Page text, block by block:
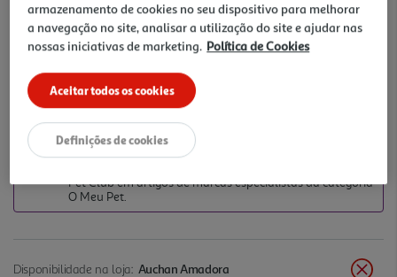
divertida. Construção reforçada para mais
durabilidade. Apito para fomentar mais
brincadeiras.
ver
mais
8,99 €
+10% DESC. IMEDIATO PET CLUB
Pet Club em artigos de marcas especialistas da categoria
O Meu Pet.
Disponibilidade na loja: Auchan Amadora
armazenamento de cookies no seu dispositivo para melhorar
a navegação no site, analisar a utilização do site e ajudar nas
nossas iniciativas de marketing. Política de Cookies
Aceitar todos os cookies
Definições de cookies